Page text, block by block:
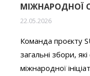
МІЖНАРОДНОЇ
22.05.2026
Команда проєкту
загальні збори,
міжнародної